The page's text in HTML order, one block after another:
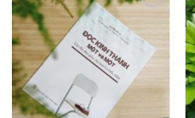
Thêm wishlist